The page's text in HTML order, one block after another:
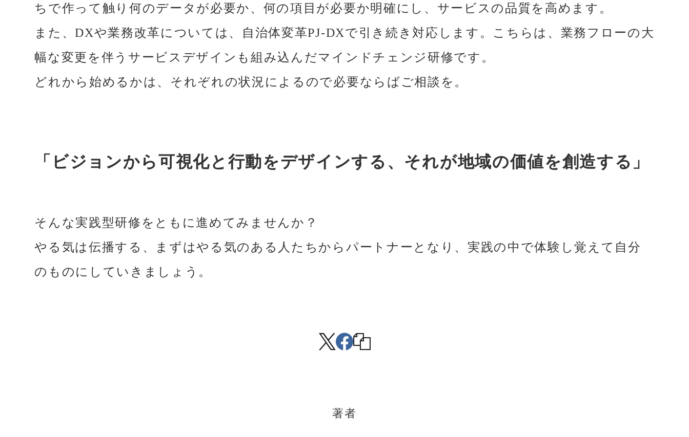
ちで作って触り何のデータが必要か、何の項目が必要か明確にし、サービスの品質を高めます。
また、DXや業務改革については、自治体変革PJ-DXで引き続き対応します。こちらは、業務フローの大
幅な変更を伴うサービスデザインも組み込んだマインドチェンジ研修です。
どれから始めるかは、それぞれの状況によるので必要ならばご相談を。
「ビジョンから可視化と行動をデザインする、それが地域の価値を創造する」
そんな実践型研修をともに進めてみませんか？
やる気は伝播する、まずはやる気のある人たちからパートナーとなり、実践の中で体験し覚えて自分
のものにしていきましょう。
著者